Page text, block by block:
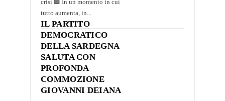
crisi 🟥 In un momento in cui
tutto aumenta, in...
IL PARTITO
DEMOCRATICO
DELLA SARDEGNA
SALUTA CON
PROFONDA
COMMOZIONE
GIOVANNI DEIANA